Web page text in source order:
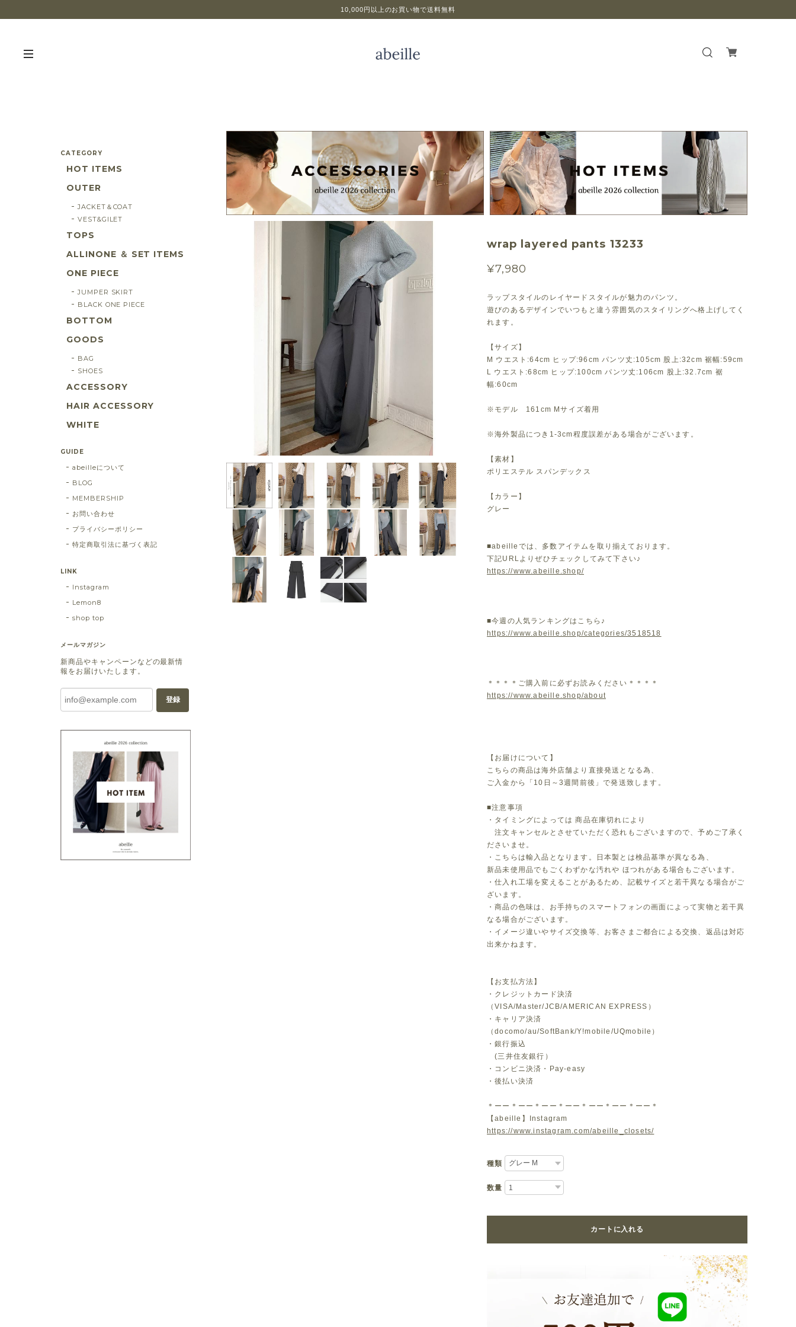
10,000円以上のお買い物で送料無料
wrap layered pants 13233
¥7,980
ラップスタイルのレイヤードスタイルが魅力のパンツ。
遊びのあるデザインでいつもと違う雰囲気のスタイリングへ格上げしてく
れます。
【サイズ】
M ウエスト:64cm ヒップ:96cm パンツ丈:105cm 股上:32cm 裾幅:59cm
L ウエスト:68cm ヒップ:100cm パンツ丈:106cm 股上:32.7cm 裾
幅:60cm
※モデル 161cm Mサイズ着用
※海外製品につき1-3cm程度誤差がある場合がございます。
【素材】
ポリエステル スパンデックス
【カラー】
グレー
■abeilleでは、多数アイテムを取り揃えております。
下記URLよりぜひチェックしてみて下さい♪
https://www.abeille.shop/
■今週の人気ランキングはこちら♪
https://www.abeille.shop/categories/3518518
＊＊＊＊ご購入前に必ずお読みください＊＊＊＊
https://www.abeille.shop/about
【お届けについて】
こちらの商品は海外店舗より直接発送となる為、
ご入金から「10日～3週間前後」で発送致します。
■注意事項
・タイミングによっては 商品在庫切れにより
注文キャンセルとさせていただく恐れもございますので、予めご了承く
ださいませ。
・こちらは輸入品となります。日本製とは検品基準が異なる為、
新品未使用品でもごくわずかな汚れや ほつれがある場合もございます。
・仕入れ工場を変えることがあるため、記載サイズと若干異なる場合がご
ざいます。
・商品の色味は、お手持ちのスマートフォンの画面によって実物と若干異
なる場合がございます。
・イメージ違いやサイズ交換等、お客さまご都合による交換、返品は対応
出来かねます。
【お支払方法】
・クレジットカード決済
（VISA/Master/JCB/AMERICAN EXPRESS）
・キャリア決済
（docomo/au/SoftBank/Y!mobile/UQmobile）
・銀行振込
(三井住友銀行）
・コンビニ決済・Pay-easy
・後払い決済
＊ーー＊ーー＊ーー＊ーー＊ーー＊ーー＊ーー＊
【abeille】Instagram
https://www.instagram.com/abeille_closets/
種類
数量
カートに入れる
CATEGORY
HOT ITEMS
OUTER
JACKET＆COAT
VEST&GILET
TOPS
ALLINONE ＆ SET ITEMS
ONE PIECE
JUMPER SKIRT
BLACK ONE PIECE
BOTTOM
GOODS
BAG
SHOES
ACCESSORY
HAIR ACCESSORY
WHITE
GUIDE
abeilleについて
BLOG
MEMBERSHIP
お問い合わせ
プライバシーポリシー
特定商取引法に基づく表記
LINK
Instagram
Lemon8
shop top
メールマガジン
新商品やキャンペーンなどの最新情
報をお届けいたします。
登録